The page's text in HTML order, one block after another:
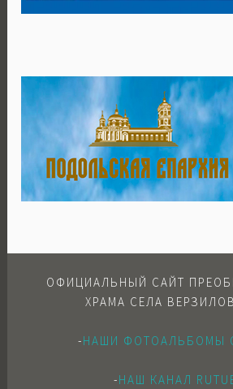
ОФИЦИАЛЬНЫЙ САЙТ
ХРАМА СЕЛА
-НАШИ ФОТОАЛЬБОМЫ
-НАШ КАНАЛ